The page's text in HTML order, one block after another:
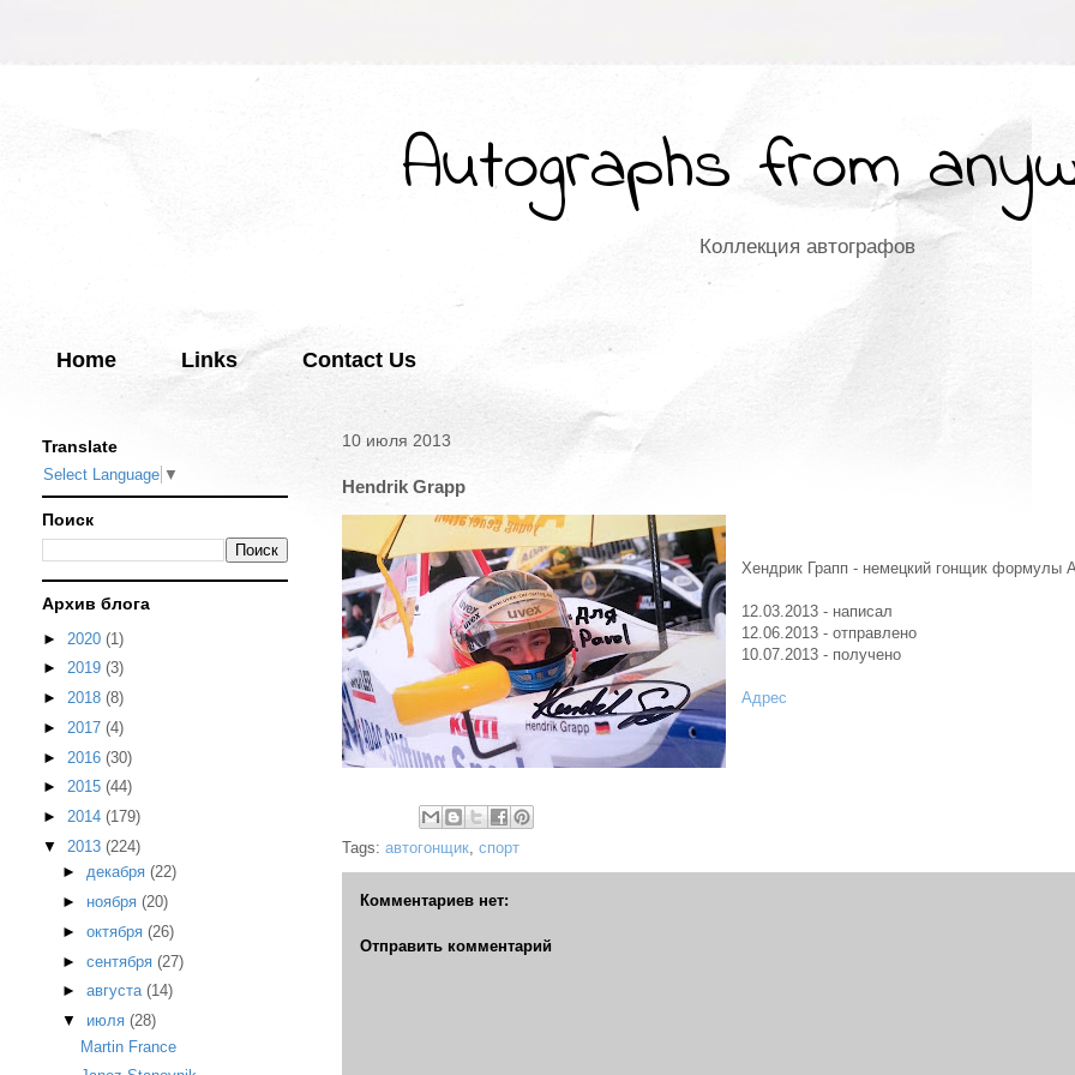
Autographs from
Коллекция автографов
Home Links Contact Us
10 июля 2013
Hendrik Grapp
Хендрик Грапп - немецкий гонщик формулы
12.03.2013 - написал
12.06.2013 - отправлено
10.07.2013 - получено
Адрес
Tags: автогонщик, спорт
Комментариев нет:
Отправить комментарий
Translate
Select Language ▼
Поиск
Архив блога
► 2020 (1)
► 2019 (3)
► 2018 (8)
► 2017 (4)
► 2016 (30)
► 2015 (44)
► 2014 (179)
▼ 2013 (224)
► декабря (22)
► ноября (20)
► октября (26)
► сентября (27)
► августа (14)
▼ июля (28)
Martin France